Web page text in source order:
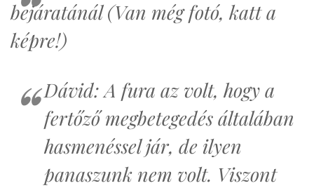
bejáratánál (Van még fotó, katt a
képre!)
Dávid: A fura az volt, hogy a
fertőző megbetegedés általában
hasmenéssel jár, de ilyen
panaszunk nem volt. Viszont